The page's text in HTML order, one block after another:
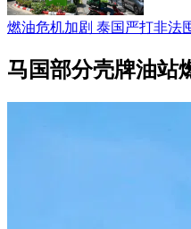
燃油危机加剧 泰国严打非法
马国部分壳牌油站